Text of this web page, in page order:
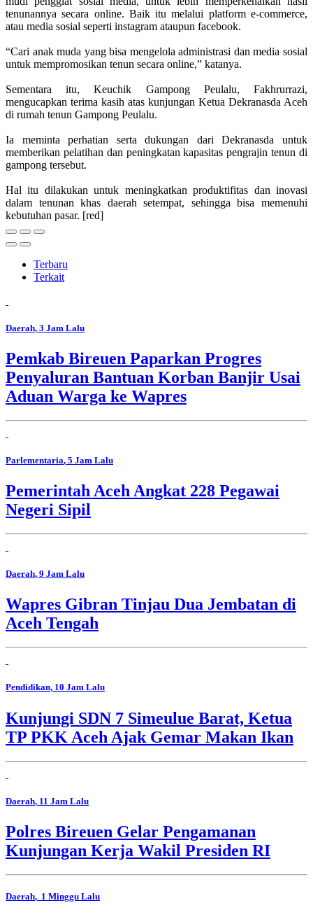
tenunannya secara online. Baik itu melalui platform e-commerce,
atau media sosial seperti instagram ataupun facebook.
“Cari anak muda yang bisa mengelola administrasi dan media sosial
untuk mempromosikan tenun secara online,” katanya.
Sementara itu, Keuchik Gampong Peulalu, Fakhrurrazi,
mengucapkan terima kasih atas kunjungan Ketua Dekranasda Aceh
di rumah tenun Gampong Peulalu.
Ia meminta perhatian serta dukungan dari Dekranasda untuk
memberikan pelatihan dan peningkatan kapasitas pengrajin tenun di
gampong tersebut.
Hal itu dilakukan untuk meningkatkan produktifitas dan inovasi
dalam tenunan khas daerah setempat, sehingga bisa memenuhi
kebutuhan pasar. [red]
Terbaru
Terkait
Daerah, 3 Jam Lalu
Pemkab Bireuen Paparkan Progres
Penyaluran Bantuan Korban Banjir Usai
Aduan Warga ke Wapres
Parlementaria, 5 Jam Lalu
Pemerintah Aceh Angkat 228 Pegawai
Negeri Sipil
Daerah, 9 Jam Lalu
Wapres Gibran Tinjau Dua Jembatan di
Aceh Tengah
Pendidikan, 10 Jam Lalu
Kunjungi SDN 7 Simeulue Barat, Ketua
TP PKK Aceh Ajak Gemar Makan Ikan
Daerah, 11 Jam Lalu
Polres Bireuen Gelar Pengamanan
Kunjungan Kerja Wakil Presiden RI
Daerah, 1 Minggu Lalu